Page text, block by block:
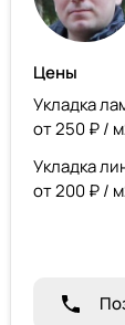
Цены
Укладка
от 250 ₽ /
Укладка
от 200 ₽ /